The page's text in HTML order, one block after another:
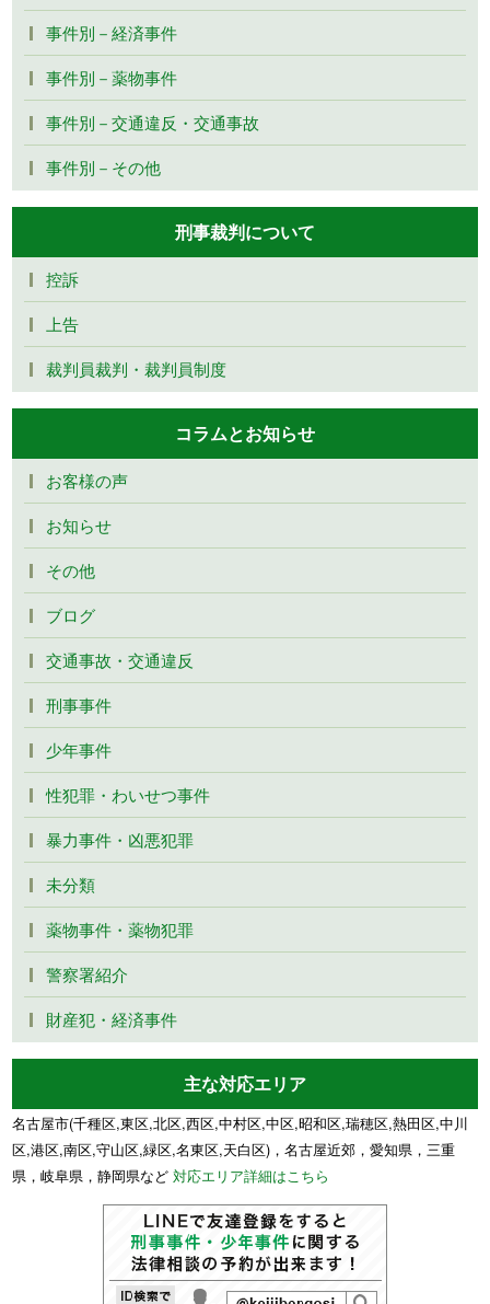
事件別－経済事件
事件別－薬物事件
事件別－交通違反・交通事故
事件別－その他
刑事裁判について
控訴
上告
裁判員裁判・裁判員制度
コラムとお知らせ
お客様の声
お知らせ
その他
ブログ
交通事故・交通違反
刑事事件
少年事件
性犯罪・わいせつ事件
暴力事件・凶悪犯罪
未分類
薬物事件・薬物犯罪
警察署紹介
財産犯・経済事件
主な対応エリア
名古屋市(千種区,東区,北区,西区,中村区,中区,昭和区,瑞穂区,熱田区,中川
区,港区,南区,守山区,緑区,名東区,天白区)，名古屋近郊，愛知県，三重
県，岐阜県，静岡県など対応エリア詳細はこちら